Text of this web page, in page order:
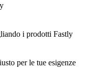
i prodotti Fastly
per le tue esigenze